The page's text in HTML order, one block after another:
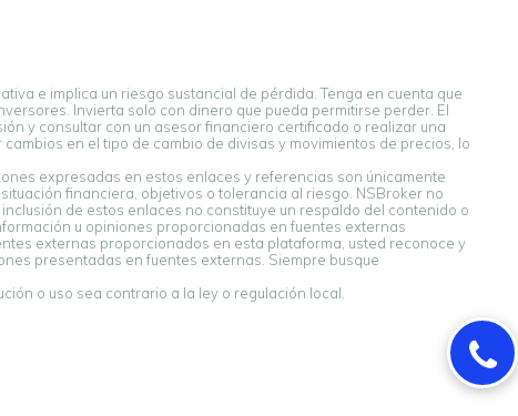
e implica un riesgo sustancial de pérdida. Tenga en cuenta que
Invierta solo con dinero que pueda permitirse perder. El
y consultar con un asesor financiero certificado o realizar una
en el tipo de cambio de divisas y movimientos de precios, lo
expresadas en estos enlaces y referencias son únicamente
financiera, objetivos o tolerancia al riesgo. NSBroker no
de estos enlaces no constituye un respaldo del contenido o
u opiniones proporcionadas en fuentes externas
externas proporcionados en esta plataforma, usted reconoce y
presentadas en fuentes externas. Siempre busque
o uso sea contrario a la ley o regulación local.